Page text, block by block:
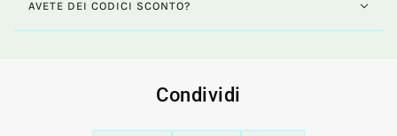
AVETE DEI CODICI SCONTO?
Condividi